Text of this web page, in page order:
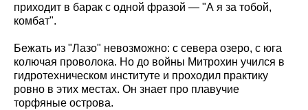
приходит в барак с одной фразой — "А я за тобой,
комбат".
Бежать из "Лазо" невозможно: с севера озеро, с юга
колючая проволока. Но до войны Митрохин учился в
гидротехническом институте и проходил практику
ровно в этих местах. Он знает про плавучие
торфяные острова.